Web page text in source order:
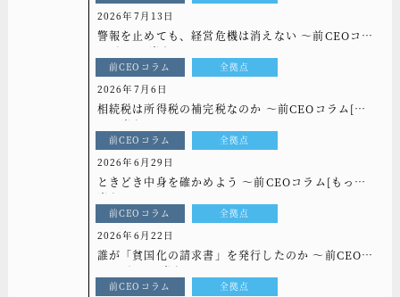
2026年7月13日
警報を止めても、経営危機は消えない ～前CEOコラ
ム[もっと光を]vol.336
前CEOコラム 全拠点
2026年7月6日
相続税は所得税の補完税なのか ～前CEOコラム[も
っと光を]vol.335
前CEOコラム 全拠点
2026年6月29日
ときどき中身を確かめよう ～前CEOコラム[もっと
光を]vol.334
前CEOコラム 全拠点
2026年6月22日
誰が「貧国化の請求書」を発行したのか ～前CEOコ
ラム[もっと光を]vol.333
前CEOコラム 全拠点